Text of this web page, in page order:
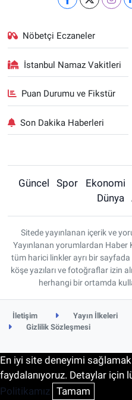
Nöbetçi Eczaneler
İstanbul Namaz Vakitleri
Puan Durumu ve Fikstür
Son Dakika Haberleri
Güncel Spor Ekonomi
Dünya
Sitede yayınlanan içerik ve
Yayınlanan yorumlardan
tüm harici linkler ayrı bir sayfada
köşe yazıları ve fotoğraflar izin
herhangi bir ortamda
İletişim
Yayın İlkeleri
Gizlilik Sözleşmesi
En iyi site deneyimi
faydalanıyoruz. Detaylar için
Politikamız Tamam